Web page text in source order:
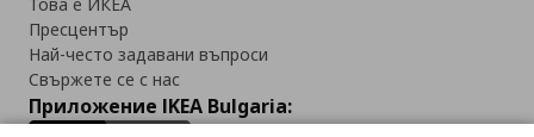
Пресцентър
Най-често задавани въпроси
Свържете се с нас
Приложение IKEA Bulgaria: